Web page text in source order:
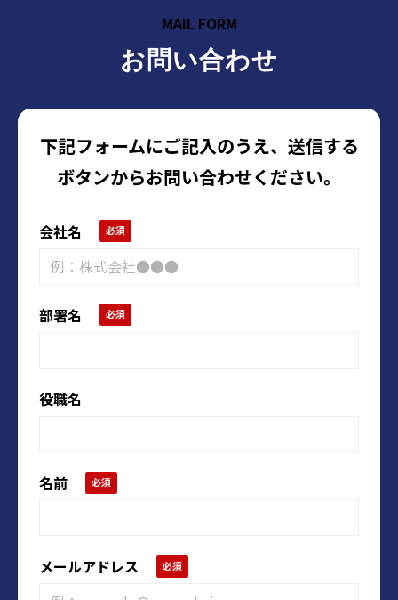
MAIL FORM
お問い合わせ
下記フォームにご記入のうえ、送信する
ボタンからお問い合わせください。
会社名
部署名
役職名
名前
メールアドレス